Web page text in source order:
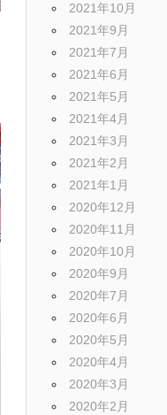
2021年10月
2021年9月
2021年7月
2021年6月
2021年5月
2021年4月
2021年3月
2021年2月
2021年1月
2020年12月
2020年11月
2020年10月
2020年9月
2020年7月
2020年6月
2020年5月
2020年4月
2020年3月
2020年2月